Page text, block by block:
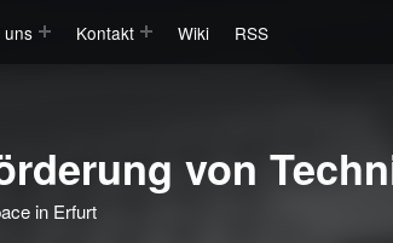
uns Kontakt Wiki RSS
von
in Erfurt